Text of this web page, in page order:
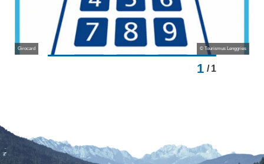
© Tourismus Lenggries
Girocard
1 / 1